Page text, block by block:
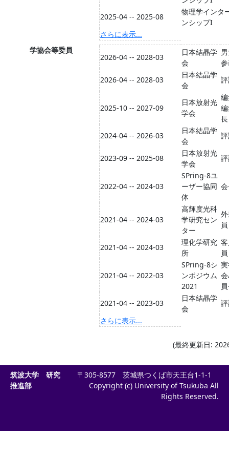
2025-04 -- 2025-08
物理学インタ
ンシップI
さらに表示...
学協会等委員
2026-04 -- 2028-03
日本結晶学
会
2026-04 -- 2028-03
日本結晶学
会
2025-10 -- 2027-09
日本放射光
学会
長
2024-04 -- 2026-03
日本結晶学
会
2023-09 -- 2025-08
日本放射光
学会
2022-04 -- 2024-03
SPring-8ユ
ーザー協同
体
2021-04 -- 2024-03
高輝度光科
学研究セン
ター
員
2021-04 -- 2024-03
理化学研究
所
員
2021-04 -- 2022-03
SPring-8シ
ンポジウム
2021
2021-04 -- 2023-03
日本結晶学
会
さらに表示...
(最終更新日:
筑波大学 研究
推進部
〒305-8577 茨城県つくば市天王台1-1-1
Copyright (c) University of Tsukuba All
Rights Reserved.